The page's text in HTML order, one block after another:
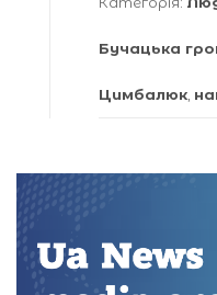
Бучацька
Цимбалюк,